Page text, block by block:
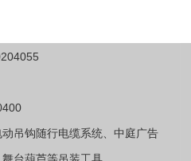
吊钩随行电缆系统、中庭广告